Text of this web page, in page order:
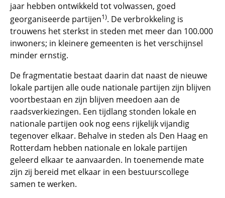
jaar hebben ontwikkeld tot volwassen, goed
georganiseerde partijen1). De verbrokkeling is
trouwens het sterkst in steden met meer dan 100.000
inwoners; in kleinere gemeenten is het verschijnsel
minder ernstig.
De fragmentatie bestaat daarin dat naast de nieuwe
lokale partijen alle oude nationale partijen zijn blijven
voortbestaan en zijn blijven meedoen aan de
raadsverkiezingen. Een tijdlang stonden lokale en
nationale partijen ook nog eens rijkelijk vijandig
tegenover elkaar. Behalve in steden als Den Haag en
Rotterdam hebben nationale en lokale partijen
geleerd elkaar te aanvaarden. In toenemende mate
zijn zij bereid met elkaar in een bestuurscollege
samen te werken.